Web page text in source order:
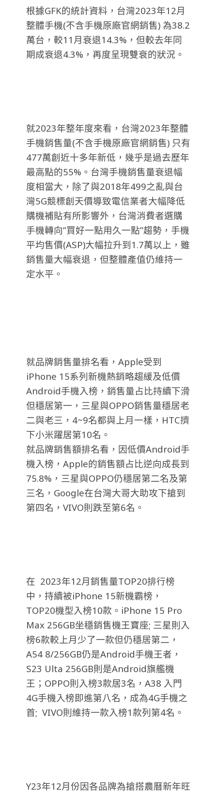
根據GFK的統計資料，台灣2023年12月
整體手機(不含手機原廠官網銷售) 為38.2
萬台，較11月衰退14.3%，但較去年同
期成衰退4.3%，再度呈現雙衰的狀況。
就2023年整年度來看，台灣2023年整體
手機銷售量(不含手機原廠官網銷售) 只有
477萬創近十多年新低，幾乎是過去歷年
最高點的55%。台灣手機銷售量衰退幅
度相當大，除了與2018年499之亂與台
灣5G競標創天價導致電信業者大幅降低
購機補貼有所影響外，台灣消費者選購
手機轉向”買好一點用久一點”趨勢，手機
平均售價(ASP)大幅拉升到1.7萬以上，雖
銷售量大幅衰退，但整體產值仍維持一
定水平。
就品牌銷售量排名看，Apple受到
iPhone 15系列新機熱銷略趨緩及低價
Android手機入榜，銷售量占比持續下滑
但穩居第一，三星與OPPO銷售量穩居老
二與老三，4~9名都與上月一樣，HTC擠
下小米躍居第10名。
就品牌銷售額排名看，因低價Android手
機入榜，Apple的銷售額占比逆向成長到
75.8%，三星與OPPO仍穩居第二名及第
三名，Google在台灣大哥大助攻下搶到
第四名，VIVO則跌至第6名。
在 2023年12月銷售量TOP20排行榜
中，持續被iPhone 15新機霸榜，
TOP20機型入榜10款。iPhone 15 Pro
Max 256GB坐穩銷售機王寶座; 三星則入
榜6款較上月少了一款但仍穩居第二，
A54 8/256GB仍是Android手機王者，
S23 Ulta 256GB則是Android旗艦機
王；OPPO則入榜3款居3名，A38 入門
4G手機入榜即進第八名，成為4G手機之
首; VIVO則維持一款入榜1款列第4名。
Y23年12月份因各品牌為搶搭農曆新年旺